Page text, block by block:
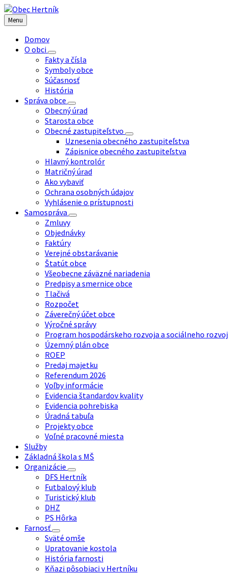
Preskočiť
na
obsah
Preskočiť
na
ľavý
panel
Preskočiť
na
pätičku
Menu
Domov
O obci
Fakty a čísla
Symboly obce
Súčasnosť
História
Správa obce
Obecný úrad
Starosta obce
Obecné zastupiteľstvo
Uznesenia obecného zastupiteľstva
Zápisnice obecného zastupiteľstva
Hlavný kontrolór
Matričný úrad
Ako vybaviť
Ochrana osobných údajov
Vyhlásenie o prístupnosti
Samospráva
Zmluvy
Objednávky
Faktúry
Verejné obstarávanie
Štatút obce
Všeobecne záväzné nariadenia
Predpisy a smernice obce
Tlačivá
Rozpočet
Záverečný účet obce
Výročné správy
Program hospodárskeho rozvoja a sociálneho
Územný plán obce
ROEP
Predaj majetku
Referendum 2026
Voľby informácie
Evidencia štandardov kvality
Evidencia pohrebiska
Úradná tabuľa
Projekty obce
Voľné pracovné miesta
Služby
Základná škola s MŠ
Organizácie
DFS Hertník
Futbalový klub
Turistický klub
DHZ
PS Hôrka
Farnosť
Sväté omše
Upratovanie kostola
História farnosti
Kňazi pôsobiaci v Hertníku